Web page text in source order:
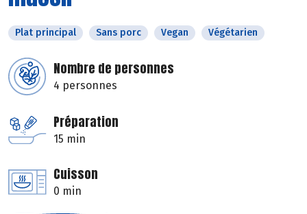
Plat principal Sans porc Vegan Végétarien
Nombre de personnes
4 personnes
Préparation
15 min
Cuisson
0 min